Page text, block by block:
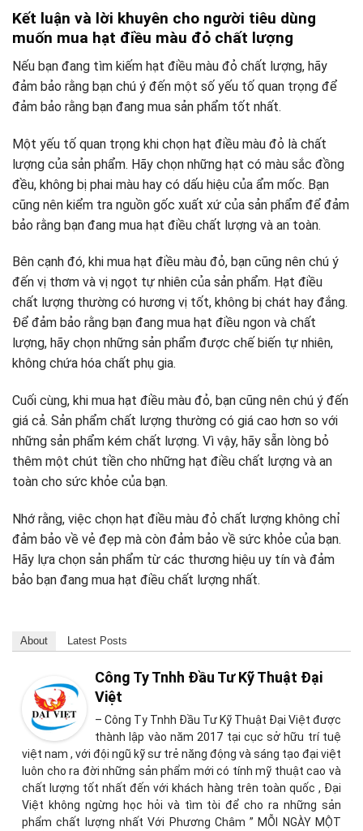
Kết luận và lời khuyên cho người tiêu dùng
muốn mua hạt điều màu đỏ chất lượng
Nếu bạn đang tìm kiếm hạt điều màu đỏ chất lượng, hãy
đảm bảo rằng bạn chú ý đến một số yếu tố quan trọng để
đảm bảo rằng bạn đang mua sản phẩm tốt nhất.
Một yếu tố quan trọng khi chọn hạt điều màu đỏ là chất
lượng của sản phẩm. Hãy chọn những hạt có màu sắc đồng
đều, không bị phai màu hay có dấu hiệu của ẩm mốc. Bạn
cũng nên kiểm tra nguồn gốc xuất xứ của sản phẩm để đảm
bảo rằng bạn đang mua hạt điều chất lượng và an toàn.
Bên cạnh đó, khi mua hạt điều màu đỏ, bạn cũng nên chú ý
đến vị thơm và vị ngọt tự nhiên của sản phẩm. Hạt điều
chất lượng thường có hương vị tốt, không bị chát hay đắng.
Để đảm bảo rằng bạn đang mua hạt điều ngon và chất
lượng, hãy chọn những sản phẩm được chế biến tự nhiên,
không chứa hóa chất phụ gia.
Cuối cùng, khi mua hạt điều màu đỏ, bạn cũng nên chú ý đến
giá cả. Sản phẩm chất lượng thường có giá cao hơn so với
những sản phẩm kém chất lượng. Vì vậy, hãy sẵn lòng bỏ
thêm một chút tiền cho những hạt điều chất lượng và an
toàn cho sức khỏe của bạn.
Nhớ rằng, việc chọn hạt điều màu đỏ chất lượng không chỉ
đảm bảo về vẻ đẹp mà còn đảm bảo về sức khỏe của bạn.
Hãy lựa chọn sản phẩm từ các thương hiệu uy tín và đảm
bảo bạn đang mua hạt điều chất lượng nhất.
About Latest Posts
Công Ty Tnhh Đầu Tư Kỹ Thuật Đại
Việt
– Công Ty Tnhh Đầu Tư Kỹ Thuật Đại Việt được
thành lập vào năm 2017 tại cục sở hữu trí tuệ
việt nam , với đội ngũ kỹ sư trẻ năng động và sáng tạo đại việt
luôn cho ra đời những sản phẩm mới có tính mỹ thuật cao và
chất lượng tốt nhất đến với khách hàng trên toàn quốc , Đại
Việt không ngừng học hỏi và tìm tòi để cho ra những sản
phẩm chất lượng nhất Với Phương Châm ” MỖI NGÀY MỘT